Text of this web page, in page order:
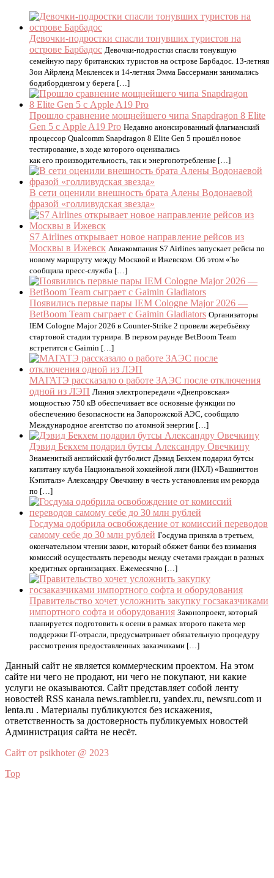
Девочки-подростки спасли тонувших туристов на
острове Барбадос Девочки-подростки спасли тонувшую
семейную пару британских туристов на острове Барбадос. 13-летняя
Зои Айрленд Мекленсек и 14-летняя Эмма Бассерманн занимались
бодибордингом у берега […]
Прошло сравнение мощнейшего чипа Snapdragon 8 Elite
Gen 5 с Apple A19 Pro Недавно анонсированный флагманский
процессор Qualcomm Snapdragon 8 Elite Gen 5 прошёл новое
тестирование, в ходе которого оценивались
как его производительность, так и энергопотребление […]
В сети оценили внешность брата Алены Водонаевой
фразой «голливудская звезда»
S7 Airlines открывает новое направление рейсов из
Москвы в Ижевск Авиакомпания S7 Airlines запускает рейсы по
новому маршруту между Москвой и Ижевском. Об этом «Ъ»
сообщила пресс-служба […]
Появились первые пары IEM Cologne Major 2026 —
BetBoom Team сыграет с Gaimin Gladiators Организаторы
IEM Cologne Major 2026 в Counter-Strike 2 провели жеребьёвку
стартовой стадии турнира. В первом раунде BetBoom Team
встретится с Gaimin […]
МАГАТЭ рассказало о работе ЗАЭС после отключения
одной из ЛЭП Линия электропередачи «Днепровская»
мощностью 750 кВ обеспечивает все основные функции по
обеспечению безопасности на Запорожской АЭС, сообщило
Международное агентство по атомной энергии […]
Дэвид Бекхем подарил бутсы Александру Овечкину
Знаменитый английский футболист Дэвид Бекхем подарил бутсы
капитану клуба Национальной хоккейной лиги (НХЛ) «Вашингтон
Кэпиталз» Александру Овечкину в честь установления им рекорда
по […]
Госдума одобрила освобождение от комиссий переводов
самому себе до 30 млн рублей Госдума приняла в третьем,
окончательном чтении закон, который обяжет банки без взимания
комиссий осуществлять переводы между счетами граждан в разных
кредитных организациях. Ежемесячно […]
Правительство хочет усложнить закупку госзаказчиками
импортного софта и оборудования Законопроект, который
планируется подготовить к осени в рамках второго пакета мер
поддержки IT-отрасли, предусматривает обязательную процедуру
рассмотрения предоставленных заказчиками […]
Данный сайт не является коммерческим проектом. На этом
сайте ни чего не продают, ни чего не покупают, ни какие
услуги не оказываются. Сайт представляет собой ленту
новостей RSS канала news.rambler.ru, yandex.ru, newsru.com и
lenta.ru . Материалы публикуются без искажения,
ответственность за достоверность публикуемых новостей
Администрация сайта не несёт.
Сайт от psikhoter @ 2023
Top